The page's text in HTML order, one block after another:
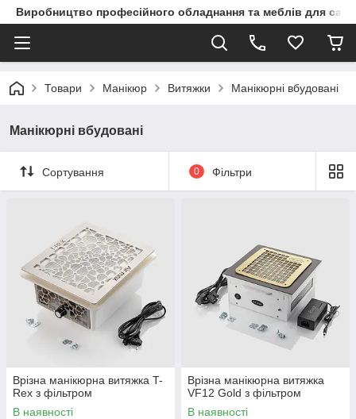
Виробництво професійного обладнання та меблів для
Товари Манікюр Витяжки Манікюрні вбудовані
Манікюрні вбудовані
Сортування 0 Фільтри
Врізна манікюрна витяжка T-
Rex з фільтром
В наявності
Врізна манікюрна витяжка
VF12 Gold з фільтром
В наявності